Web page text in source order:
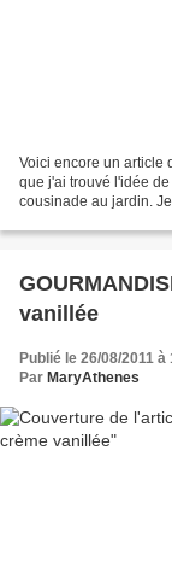
Voici encore un article
que j'ai trouvé l'idée
cousinade au jardin.
vanillée
Publié le 26/08/2011 à
Par MaryAthenes